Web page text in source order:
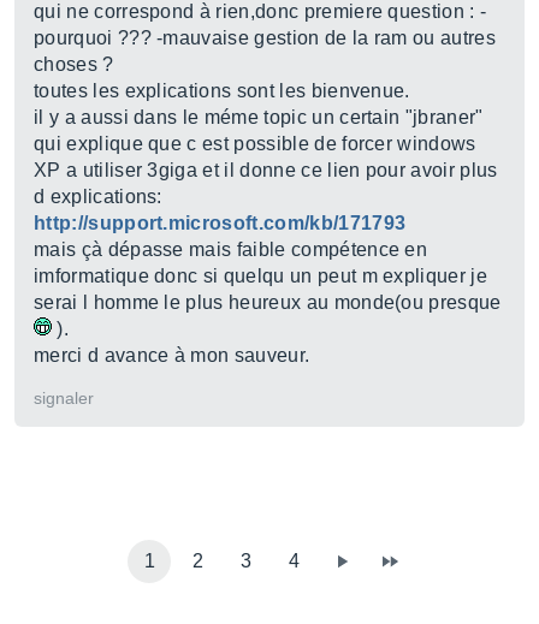
qui ne correspond à rien,donc premiere question : -
pourquoi ??? -mauvaise gestion de la ram ou autres
choses ?
toutes les explications sont les bienvenue.
il y a aussi dans le méme topic un certain "jbraner"
qui explique que c est possible de forcer windows
XP a utiliser 3giga et il donne ce lien pour avoir plus
d explications:
http://support.microsoft.com/kb/171793
mais çà dépasse mais faible compétence en
imformatique donc si quelqu un peut m expliquer je
serai l homme le plus heureux au monde(ou presque
).
merci d avance à mon sauveur.
signaler
1 2 3 4